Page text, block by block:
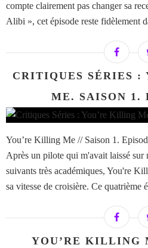
compte clairement pas changer sa
Alibi », cet épisode reste fidèlement
CRITIQUES SÉRIES :
ME. SAISON 1.
You’re Killing Me // Saison 1.
Après un pilote qui m'avait laissé sur
suivants très académiques, You're
sa vitesse de croisière. Ce quatrième
YOU’RE KILLING